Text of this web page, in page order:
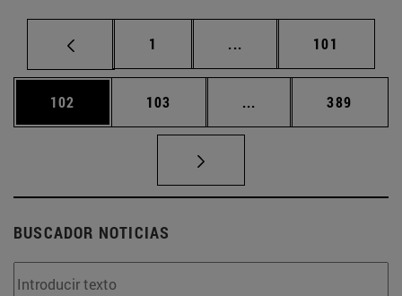
Página
1 ... Páginas intermedias
Página
101
Página
102 Página
103 ... Páginas intermedias
Página
389
BUSCADOR NOTICIAS